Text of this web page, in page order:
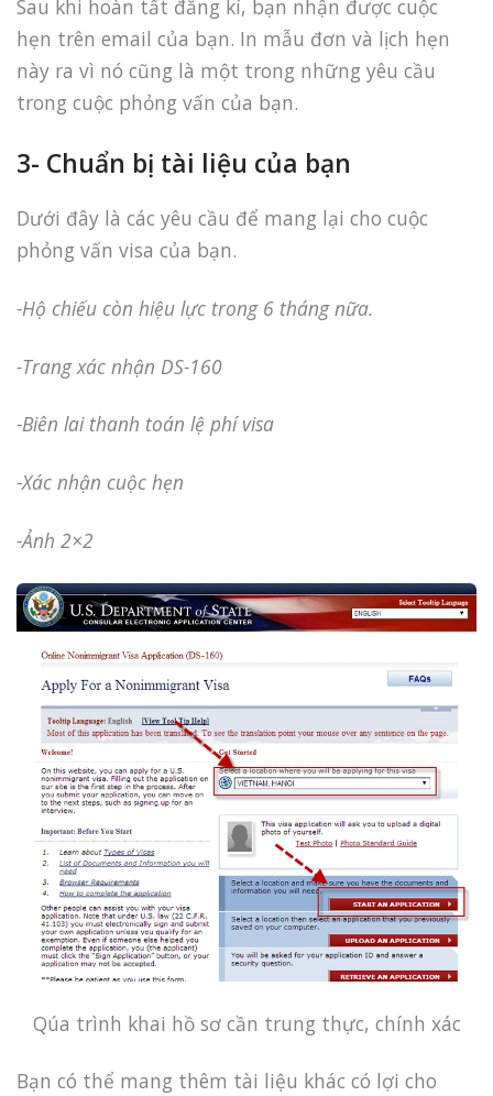
Sau khi hoàn tất đăng kí, bạn nhận được cuộc
hẹn trên email của bạn. In mẫu đơn và lịch hẹn
này ra vì nó cũng là một trong những yêu cầu
trong cuộc phỏng vấn của bạn.
3- Chuẩn bị tài liệu của bạn
Dưới đây là các yêu cầu để mang lại cho cuộc
phỏng vấn visa của bạn.
-Hộ chiếu còn hiệu lực trong 6 tháng nữa.
-Trang xác nhận DS-160
-Biên lai thanh toán lệ phí visa
-Xác nhận cuộc hẹn
-Ảnh 2×2
Qúa trình khai hồ sơ cần trung thực, chính xác
Bạn có thể mang thêm tài liệu khác có lợi cho